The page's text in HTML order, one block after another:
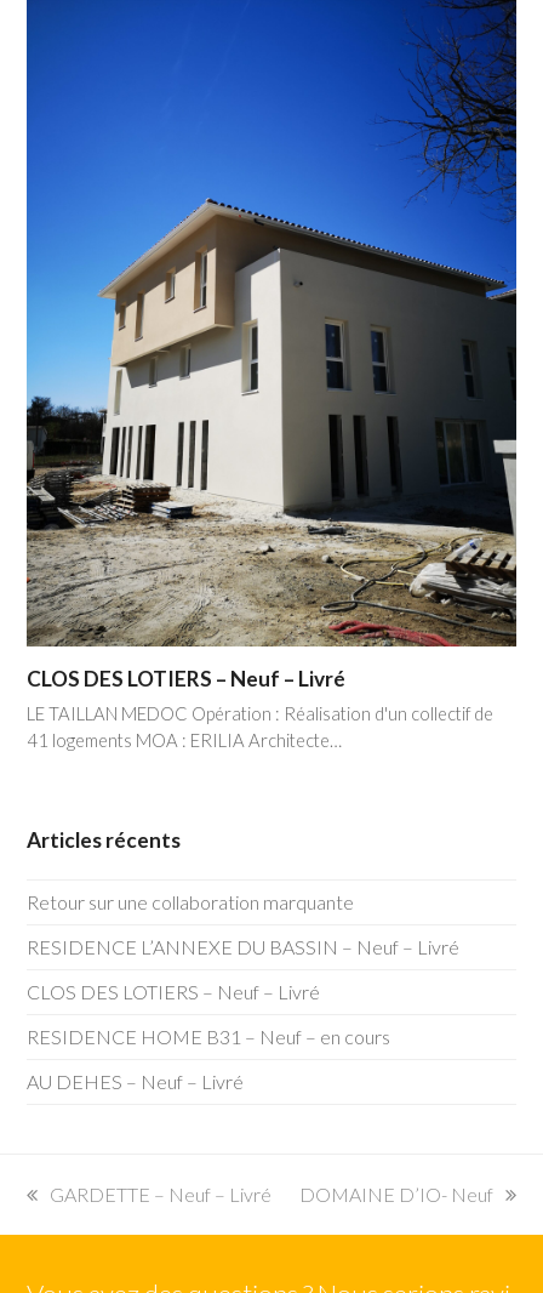
CLOS DES LOTIERS – Neuf – Livré
LE TAILLAN MEDOC Opération : Réalisation d'un collectif de
41 logements MOA : ERILIA Architecte…
Articles récents
Retour sur une collaboration marquante
RESIDENCE L’ANNEXE DU BASSIN – Neuf – Livré
CLOS DES LOTIERS – Neuf – Livré
RESIDENCE HOME B31 – Neuf – en cours
AU DEHES – Neuf – Livré
previous
GARDETTE – Neuf – Livré
next
DOMAINE D’IO- Neuf